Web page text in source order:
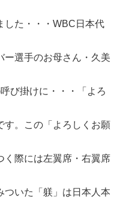
した・・・WBC日本代
ー選手のお母さん・久美
び掛けに・・・「よろ
す。この「よろしくお願
く際には左翼席・右翼席
ついた「躾」は日本人本